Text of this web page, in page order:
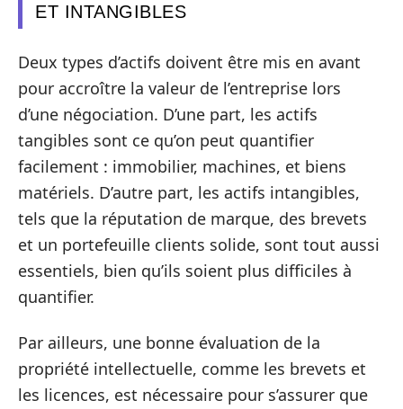
ET INTANGIBLES
Deux types d’actifs doivent être mis en avant
pour accroître la valeur de l’entreprise lors
d’une négociation. D’une part, les actifs
tangibles sont ce qu’on peut quantifier
facilement : immobilier, machines, et biens
matériels. D’autre part, les actifs intangibles,
tels que la réputation de marque, des brevets
et un portefeuille clients solide, sont tout aussi
essentiels, bien qu’ils soient plus difficiles à
quantifier.
Par ailleurs, une bonne évaluation de la
propriété intellectuelle, comme les brevets et
les licences, est nécessaire pour s’assurer que